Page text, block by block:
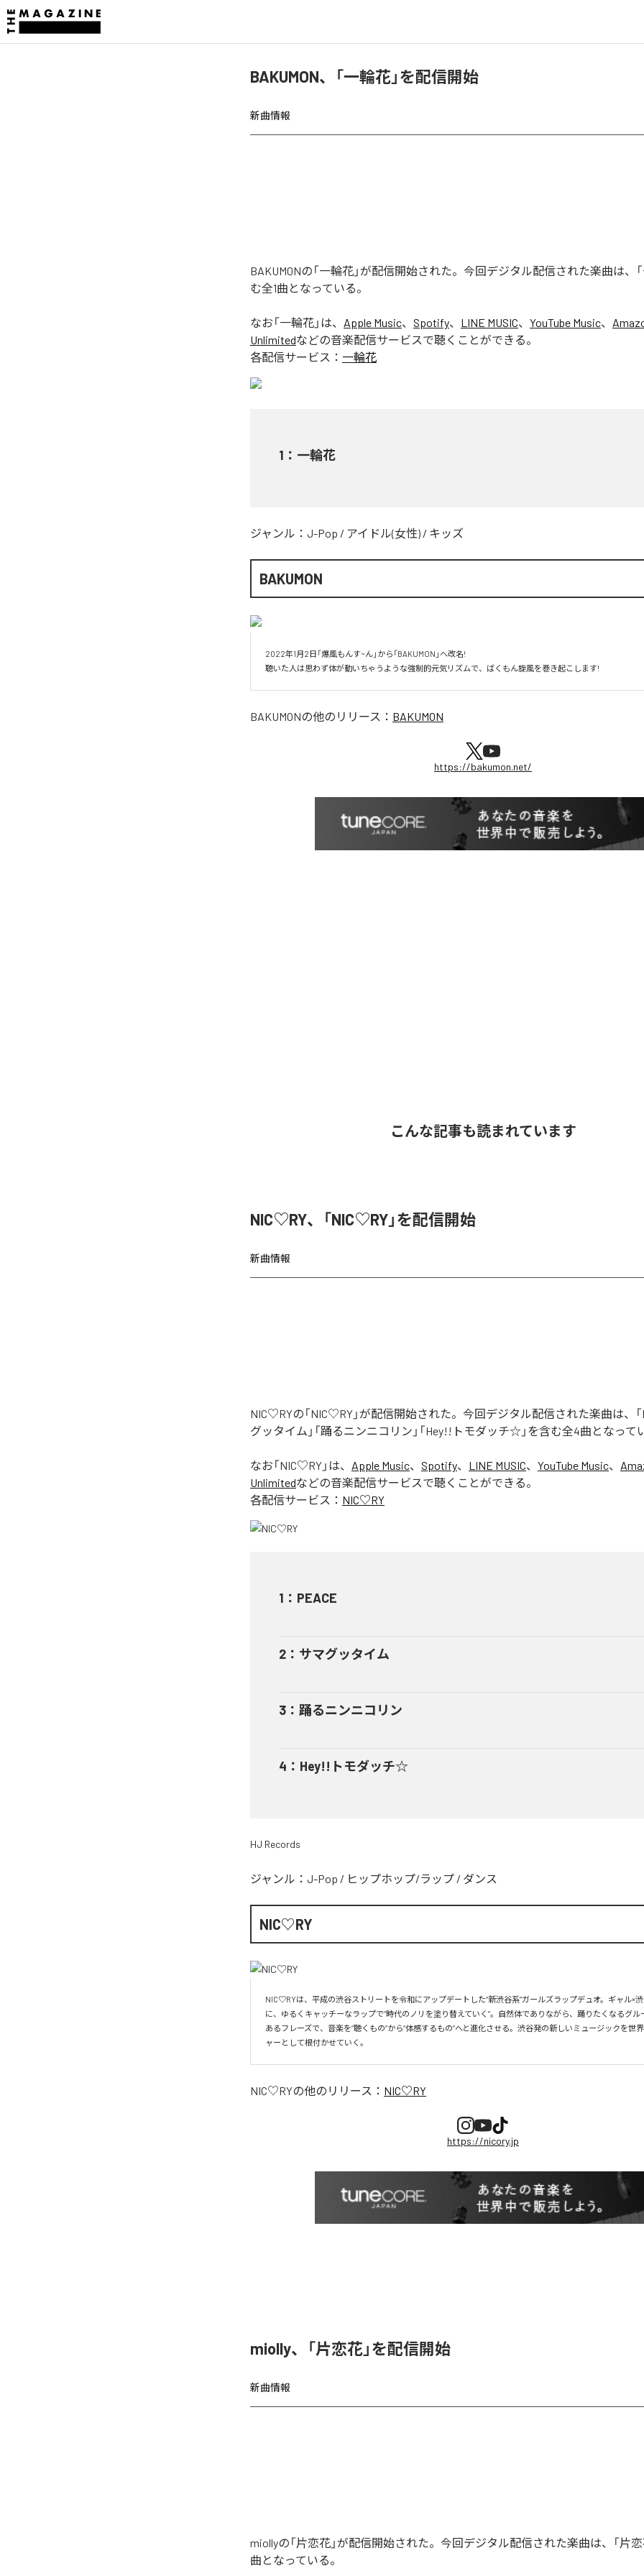
BAKUMON、「一輪花」を配信開始
新曲情報
BAKUMONの「一輪花」が配信開始された。今回デジタル配信された楽曲は、
む全1曲となっている。
なお「一輪花 」は、 Apple Music、 Spotify、 LINE MUSIC、 YouTube Music、
Unlimitedなどの音楽配信サービスで聴くことができる。
各配信サービス： 一輪花
1 ： 一輪花
ジャンル： J-Pop / アイドル(女性) / キッズ
BAKUMON
2022年1月2日「爆風もんす~ん」から「BAKUMON」へ改名!
聴いた人は思わず体が動いちゃうような強制的元気リズムで、ばくもん旋風を巻き起こします!
BAKUMONの他のリリース： BAKUMON
https://bakumon.net/
こんな記事も読まれています
NIC♡RY、「NIC♡RY」を配信開始
新曲情報
NIC♡RYの「NIC♡RY」が配信開始された。今回デジタル配信された楽曲は、「
グッタイム」「踊るニンニコリン」「Hey!!トモダッチ☆」を含む全4曲となって
なお「NIC♡RY 」は、 Apple Music、 Spotify、 LINE MUSIC、 YouTube Music、
Unlimitedなどの音楽配信サービスで聴くことができる。
各配信サービス： NIC♡RY
1 ： PEACE
2 ： サマグッタイム
3 ： 踊るニンニコリン
4 ： Hey!!トモダッチ☆
HJ Records
ジャンル： J-Pop / ヒップホップ/ラップ / ダンス
NIC♡RY
NIC♡RYは、平成の渋谷ストリートを令和にアップデートした“新渋谷系”ガールズラップデュオ。ギャル×
に、ゆるくキャッチーなラップで“時代のノリを塗り替えていく”。自然体でありながら、踊りたくなるグル
あるフレーズで、音楽を“聴くもの”から“体感するもの”へと進化させる。渋谷発の新しいミュージックを世
ャーとして根付かせていく。
NIC♡RYの他のリリース： NIC♡RY
https://nicory.jp
miolly、「片恋花」を配信開始
新曲情報
miollyの「片恋花」が配信開始された。今回デジタル配信された楽曲は、「片恋
曲となっている。